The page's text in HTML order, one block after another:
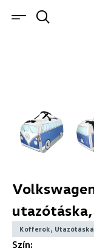
Kofferok,
Szín: